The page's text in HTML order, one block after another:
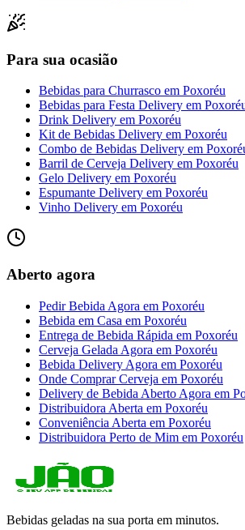
Para sua ocasião
Bebidas para Churrasco em Poxoréu
Bebidas para Festa Delivery em
Drink Delivery em Poxoréu
Kit de Bebidas Delivery em Poxoréu
Combo de Bebidas Delivery em
Barril de Cerveja Delivery em Poxoréu
Gelo Delivery em Poxoréu
Espumante Delivery em Poxoréu
Vinho Delivery em Poxoréu
Aberto agora
Pedir Bebida Agora em Poxoréu
Bebida em Casa em Poxoréu
Entrega de Bebida Rápida em Poxoréu
Cerveja Gelada Agora em Poxoréu
Bebida Delivery Agora em Poxoréu
Onde Comprar Cerveja em Poxoréu
Delivery de Bebida Aberto Agora em
Distribuidora Aberta em Poxoréu
Conveniência Aberta em Poxoréu
Distribuidora Perto de Mim em Poxoréu
Bebidas geladas na sua porta em minutos.